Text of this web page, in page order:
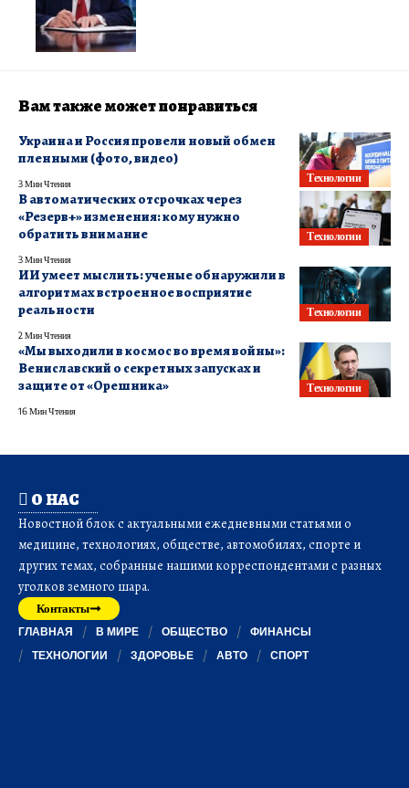
Вам также может понравиться
Технологии
Украина и Россия провели новый обмен
пленными (фото, видео)
3 Мин Чтения
Технологии
В автоматических отсрочках через
«Резерв+» изменения: кому нужно
обратить внимание
3 Мин Чтения
Технологии
ИИ умеет мыслить: ученые обнаружили в
алгоритмах встроенное восприятие
реальности
2 Мин Чтения
Технологии
«Мы выходили в космос во время войны»:
Вениславский о секретных запусках и
защите от «Орешника»
16 Мин Чтения
О НАС
Новостной блок с актуальными ежедневными статьями о
медицине, технологиях, обществе, автомобилях, спорте и
других темах, собранные нашими корреспондентами с разных
уголков земного шара.
Контакты
ГЛАВНАЯ В МИРЕ ОБЩЕСТВО
ФИНАНСЫ
ТЕХНОЛОГИИ
ЗДОРОВЬЕ АВТО СПОРТ